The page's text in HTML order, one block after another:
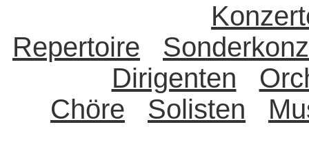
Repertoire
Dirigenten
Chöre
Solisten